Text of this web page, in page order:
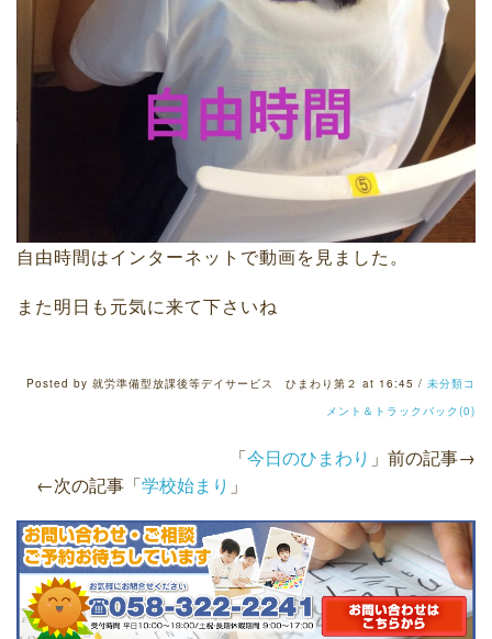
自由時間はインターネットで動画を見ました。
また明日も元気に来て下さいね
Posted by 就労準備型放課後等デイサービス ひまわり第２ at 16:45 / 未分類コ
メント＆トラックバック(0)
「今日のひまわり 」前の記事→
←次の記事「学校始まり 」